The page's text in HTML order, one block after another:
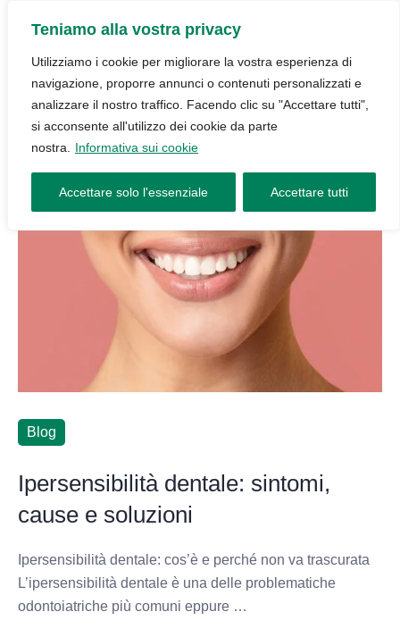
Teniamo alla vostra privacy
Utilizziamo i cookie per migliorare la vostra esperienza di
navigazione, proporre annunci o contenuti personalizzati e
analizzare il nostro traffico. Facendo clic su "Accettare tutti",
si acconsente all'utilizzo dei cookie da parte
nostra.
Informativa sui cookie
Accettare solo l'essenziale Accettare tutti
Blog
Ipersensibilità dentale: sintomi,
cause e soluzioni
Ipersensibilità dentale: cos’è e perché non va trascurata
L’ipersensibilità dentale è una delle problematiche
odontoiatriche più comuni eppure …